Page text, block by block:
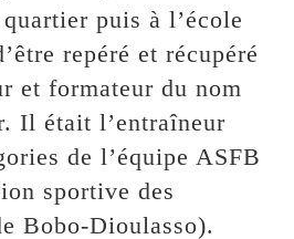
puis à l’école
repéré et récupéré
et formateur du nom
Il était l’entraîneur
de l’équipe ASFB
sportive des
Bobo-Dioulasso).